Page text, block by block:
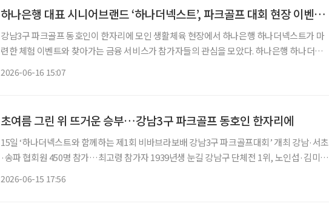
하나은행 대표 시니어브랜드 ‘하나더넥스트’, 파크골프 대회 현장 이벤트로 시니어에 인기
강남3구 파크골프 동호인이 한자리에 모인 생활체육 현장에서 하나은행 하나더넥스트가 마
련한 체험 이벤트와 찾아가는 금융 서비스가 참가자들의 관심을 모았다. 하나은행 하나더넥
2026-06-16 15:07
초여름 그린 위 뜨거운 승부…강남3구 파크골프 동호인 한자리에
15일 ‘하나더넥스트와 함께하는 제1회 비바브라보배 강남3구 파크골프대회’ 개최 강남·서초
·송파 협회원 450명 참가…최고령 참가자 1939년생 눈길 강남구 단체전 1위, 노인섭·김미선
2026-06-15 17:56